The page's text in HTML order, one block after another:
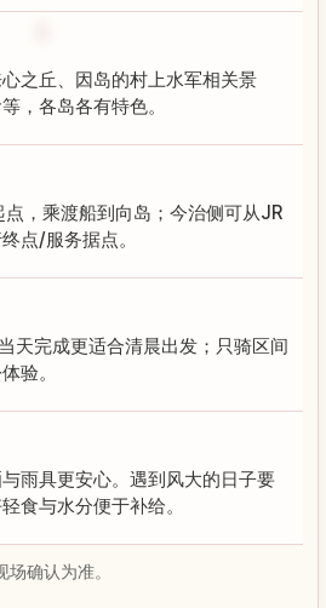
之丘、因岛的村上水军相关景
，各岛各有特色。
，乘渡船到向岛；今治侧可从JR
点/服务据点。
天完成更适合清晨出发；只骑区间
验。
雨具更安心。遇到风大的日子要
食与水分便于补给。
确认为准。